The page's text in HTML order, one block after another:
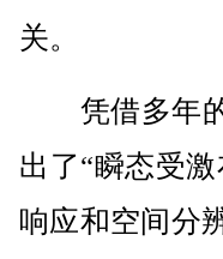
关。
凭借多年的
出了“瞬态受
响应和空间分